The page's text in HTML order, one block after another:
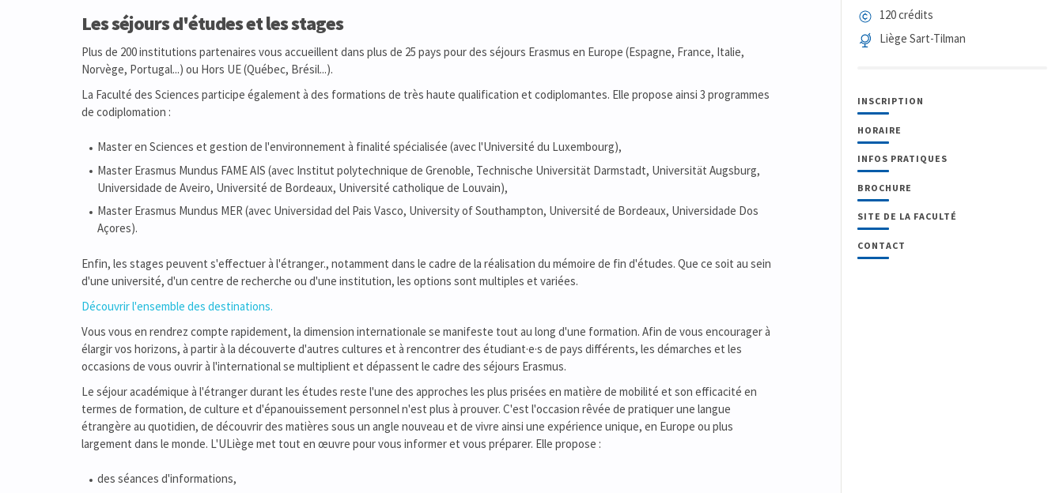
120 crédits
Liège Sart-Tilman
INSCRIPTION
HORAIRE
INFOS PRATIQUES
BROCHURE
SITE DE LA FACULTÉ
CONTACT
Les séjours d'études et les stages
Plus de 200 institutions partenaires vous accueillent dans plus de 25 pays pour des séjours Erasmus en Europe (Espagne, France, Italie,
Norvège, Portugal...) ou Hors UE (Québec, Brésil...).
La Faculté des Sciences participe également à des formations de très haute qualification et codiplomantes. Elle propose ainsi 3 programmes
de codiplomation :
Master en Sciences et gestion de l'environnement à finalité spécialisée (avec l'Université du Luxembourg),
Master Erasmus Mundus FAME AIS (avec Institut polytechnique de Grenoble, Technische Universität Darmstadt, Universität Augsburg,
Universidade de Aveiro, Université de Bordeaux, Université catholique de Louvain),
Master Erasmus Mundus MER (avec Universidad del Pais Vasco, University of Southampton, Université de Bordeaux, Universidade Dos
Açores).
Enfin, les stages peuvent s'effectuer à l'étranger., notamment dans le cadre de la réalisation du mémoire de fin d'études. Que ce soit au sein
d'une université, d'un centre de recherche ou d'une institution, les options sont multiples et variées.
Découvrir l'ensemble des destinations.
Vous vous en rendrez compte rapidement, la dimension internationale se manifeste tout au long d'une formation. Afin de vous encourager à
élargir vos horizons, à partir à la découverte d'autres cultures et à rencontrer des étudiant·e·s de pays différents, les démarches et les
occasions de vous ouvrir à l'international se multiplient et dépassent le cadre des séjours Erasmus.
Le séjour académique à l'étranger durant les études reste l'une des approches les plus prisées en matière de mobilité et son efficacité en
termes de formation, de culture et d'épanouissement personnel n'est plus à prouver. C'est l'occasion rêvée de pratiquer une langue
étrangère au quotidien, de découvrir des matières sous un angle nouveau et de vivre ainsi une expérience unique, en Europe ou plus
largement dans le monde. L'ULiège met tout en œuvre pour vous informer et vous préparer. Elle propose :
des séances d'informations,